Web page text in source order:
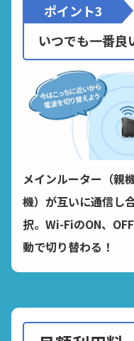
ポイント3
いつでも一番良
メインルーター（親
機）が互いに通信し合
択。Wi-FiのON、
動で切り替わる！